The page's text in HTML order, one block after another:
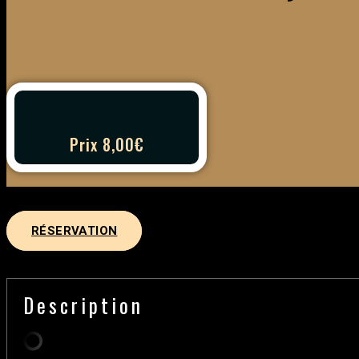
Prix 8,00€
RÉSERVATION
Description